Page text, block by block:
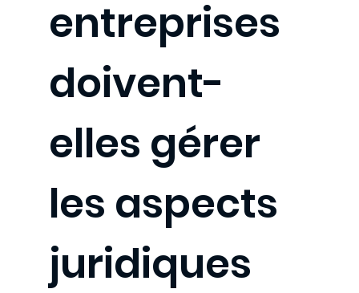
entreprises
doivent-
elles gérer
les aspects
juridiques